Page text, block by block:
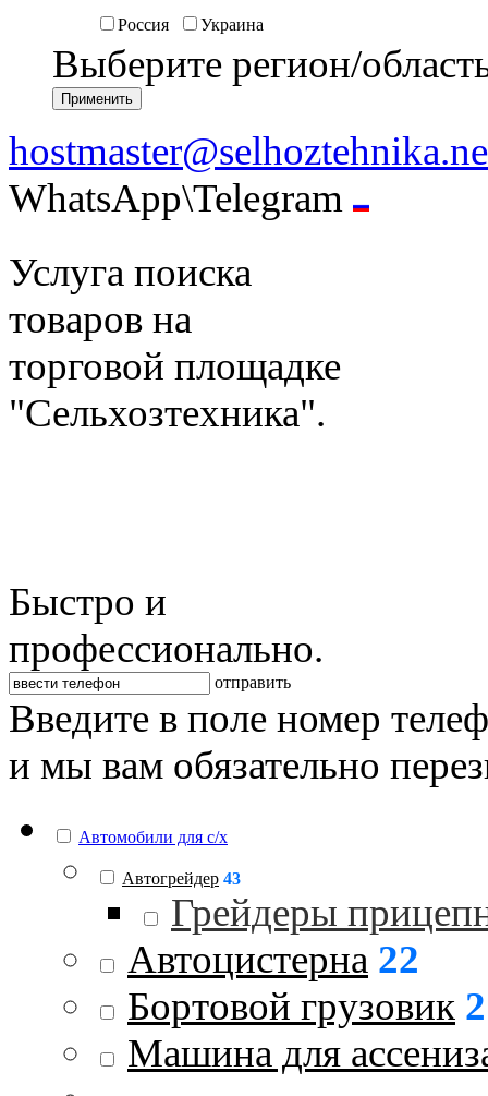
Россия Украина
Выберите регион/
WhatsApp\Telegram
Услуга поиска
товаров на
торговой площадке
"Сельхозтехника".
Быстро и
профессионально.
отправить
Введите в поле номер
и мы вам обязательно
Автомобили для с/х
Автогрейдер 43
Грейдеры
Автоцистерна 22
Бортовой грузовик 2
Машина для